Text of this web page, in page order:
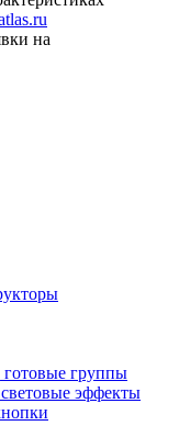
на
готовые группы
эффекты